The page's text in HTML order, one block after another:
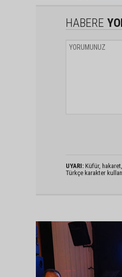
HABERE
UYARI: Küfür,
Türkçe karakter